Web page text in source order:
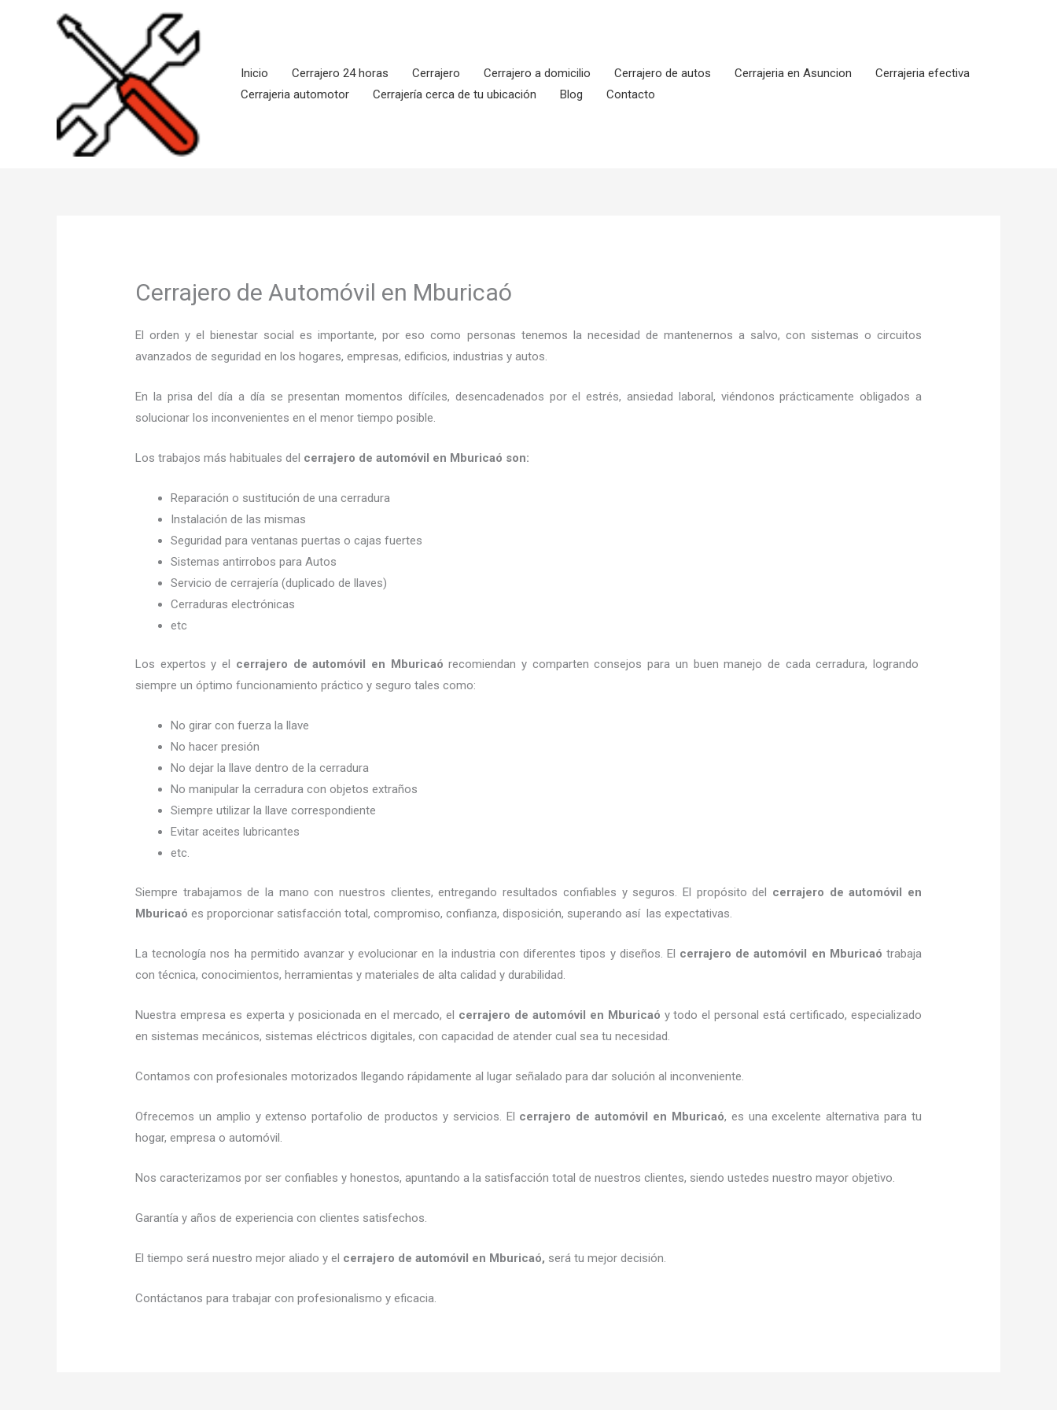
Inicio
Cerrajero 24 horas Cerrajero Cerrajero a domicilio Cerrajero de autos Cerrajeria en Asuncion
Cerrajeria efectiva
Cerrajeria automotor
Cerrajería cerca de tu ubicación Blog Contacto
Cerrajero de Automóvil en Mburicaó
El orden y el bienestar social es importante, por eso como personas tenemos la necesidad de mantenernos a salvo, con sistemas o circuitos
avanzados de seguridad en los hogares, empresas, edificios, industrias y autos.
En la prisa del día a día se presentan momentos difíciles, desencadenados por el estrés, ansiedad laboral, viéndonos prácticamente obligados a
solucionar los inconvenientes en el menor tiempo posible.
Los trabajos más habituales del cerrajero de automóvil en Mburicaó son:
Reparación o sustitución de una cerradura
Instalación de las mismas
Seguridad para ventanas puertas o cajas fuertes
Sistemas antirrobos para Autos
Servicio de cerrajería (duplicado de llaves)
Cerraduras electrónicas
etc
Los expertos y el cerrajero de automóvil en Mburicaó recomiendan y comparten consejos para un buen manejo de cada cerradura, logrando
siempre un óptimo funcionamiento práctico y seguro tales como:
No girar con fuerza la llave
No hacer presión
No dejar la llave dentro de la cerradura
No manipular la cerradura con objetos extraños
Siempre utilizar la llave correspondiente
Evitar aceites lubricantes
etc.
Siempre trabajamos de la mano con nuestros clientes, entregando resultados confiables y seguros. El propósito del cerrajero de automóvil en
Mburicaó es proporcionar satisfacción total, compromiso, confianza, disposición, superando así las expectativas.
La tecnología nos ha permitido avanzar y evolucionar en la industria con diferentes tipos y diseños. El cerrajero de automóvil en Mburicaó trabaja
con técnica, conocimientos, herramientas y materiales de alta calidad y durabilidad.
Nuestra empresa es experta y posicionada en el mercado, el cerrajero de automóvil en Mburicaó y todo el personal está certificado, especializado
en sistemas mecánicos, sistemas eléctricos digitales, con capacidad de atender cual sea tu necesidad.
Contamos con profesionales motorizados llegando rápidamente al lugar señalado para dar solución al inconveniente.
Ofrecemos un amplio y extenso portafolio de productos y servicios. El cerrajero de automóvil en Mburicaó, es una excelente alternativa para tu
hogar, empresa o automóvil.
Nos caracterizamos por ser confiables y honestos, apuntando a la satisfacción total de nuestros clientes, siendo ustedes nuestro mayor objetivo.
Garantía y años de experiencia con clientes satisfechos.
El tiempo será nuestro mejor aliado y el cerrajero de automóvil en Mburicaó, será tu mejor decisión.
Contáctanos para trabajar con profesionalismo y eficacia.